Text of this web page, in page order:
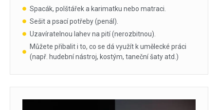
Spacák, polštářek a karimatku nebo matraci.
Sešit a psací potřeby (penál).
Uzavíratelnou lahev na pití (nerozbitnou).
Můžete přibalit i to, co se dá využít k umělecké práci
(např. hudební nástroj, kostým, taneční šaty atd.)